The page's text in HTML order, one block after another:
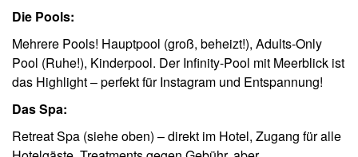
Die Pools:
Mehrere Pools! Hauptpool (groß, beheizt!), Adults-Only
Pool (Ruhe!), Kinderpool. Der Infinity-Pool mit Meerblick ist
das Highlight – perfekt für Instagram und Entspannung!
Das Spa:
Retreat Spa (siehe oben) – direkt im Hotel, Zugang für alle